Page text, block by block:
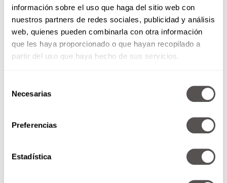
información sobre el uso que haga del sitio web con
nuestros partners de redes sociales, publicidad y análisis
web, quienes pueden combinarla con otra información
que les haya proporcionado o que hayan recopilado a
partir del uso que haya hecho de sus servicios.
Necesarias
Preferencias
Estadística
SEGUIR LEYENDO